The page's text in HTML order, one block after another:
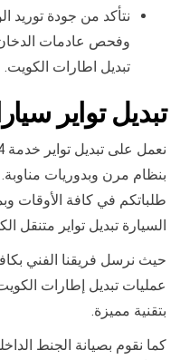
نتأكد من جودة توريد
وفحص عادمات
تبديل اطارات الكويت.
تبديل تواير سيارات
بنظام مرن وبدوريات مناوبة.
طلباتكم في كافة الأوقات
السيارة تبديل تواير متنقل
حيث نرسل فريقنا الفني
عمليات تبديل إطارات
بتقنية مميزة.
كما نقوم بصيانة الجنط